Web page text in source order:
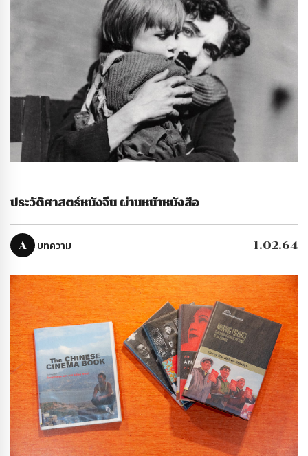
ประวัติศาสตร์หนังจีน ผ่านหน้าหนังสือ
A บทความ 1.02.64